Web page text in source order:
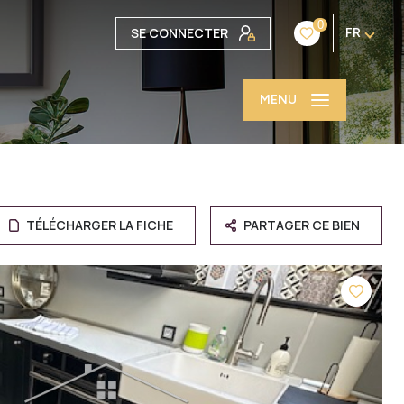
SE CONNECTER 0
FR
MENU
TÉLÉCHARGER LA FICHE PARTAGER CE BIEN